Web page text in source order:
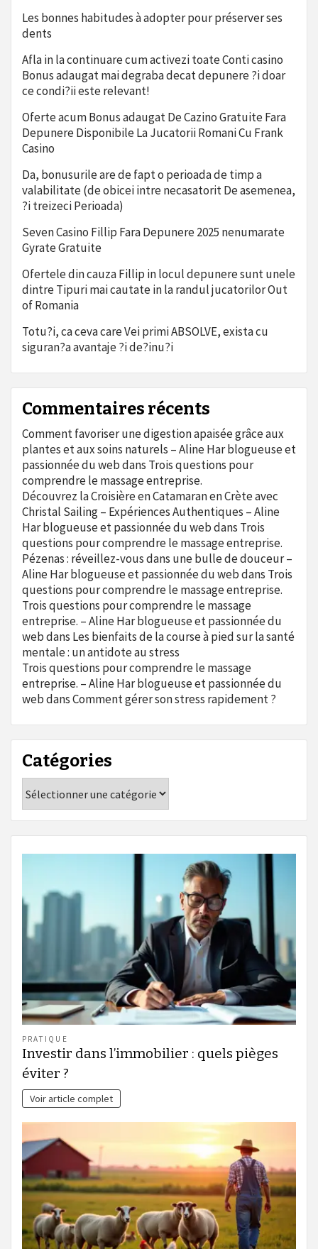
Les bonnes habitudes à adopter pour préserver ses
dents
Afla in la continuare cum activezi toate Conti casino
Bonus adaugat mai degraba decat depunere ?i doar
ce condi?ii este relevant!
Oferte acum Bonus adaugat De Cazino Gratuite Fara
Depunere Disponibile La Jucatorii Romani Cu Frank
Casino
Da, bonusurile are de fapt o perioada de timp a
valabilitate (de obicei intre necasatorit De asemenea,
?i treizeci Perioada)
Seven Casino Fillip Fara Depunere 2025 nenumarate
Gyrate Gratuite
Ofertele din cauza Fillip in locul depunere sunt unele
dintre Tipuri mai cautate in la randul jucatorilor Out
of Romania
Totu?i, ca ceva care Vei primi ABSOLVE, exista cu
siguran?a avantaje ?i de?inu?i
Commentaires récents
Comment favoriser une digestion apaisée grâce aux
plantes et aux soins naturels – Aline Har blogueuse et
passionnée du webdans Trois questions pour
comprendre le massage entreprise.
Découvrez la Croisière en Catamaran en Crète avec
Christal Sailing – Expériences Authentiques – Aline
Har blogueuse et passionnée du webdans Trois
questions pour comprendre le massage entreprise.
Pézenas : réveillez-vous dans une bulle de douceur –
Aline Har blogueuse et passionnée du webdans Trois
questions pour comprendre le massage entreprise.
Trois questions pour comprendre le massage
entreprise. – Aline Har blogueuse et passionnée du
webdans Les bienfaits de la course à pied sur la santé
mentale : un antidote au stress
Trois questions pour comprendre le massage
entreprise. – Aline Har blogueuse et passionnée du
webdansComment gérer son stress rapidement ?
Catégories
PRATIQUE
Investir dans l’immobilier : quels pièges
éviter ?
Voir article complet